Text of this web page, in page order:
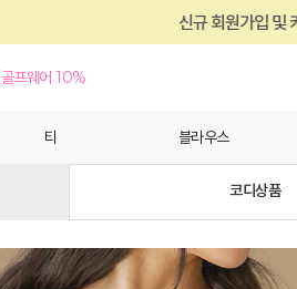
신규 회원가입 및 카톡 플친15000원혜택!
골프웨어 10%
티 블라우스
코디상품